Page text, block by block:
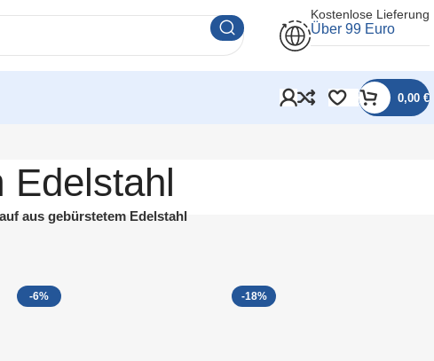
Kostenlose Lieferung
Über 99 Euro
0,00 €
Edelstahl
aus gebürstetem Edelstahl
-6% -18%